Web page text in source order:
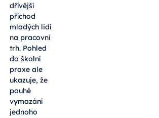
dřívější
příchod
mladých lidí
na pracovní
trh. Pohled
do školní
praxe ale
ukazuje, že
pouhé
vymazání
jednoho